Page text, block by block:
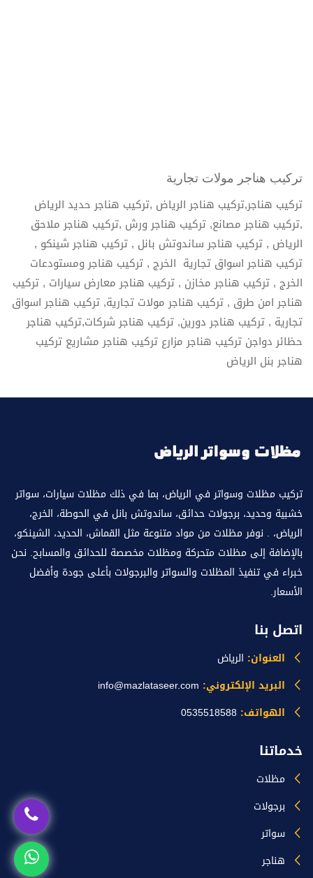
تركيب هناجر مولات تجارية
تركيب هناجر,تركيب هناجر الرياض ,تركيب هناجر حديد الرياض
,تركيب هناجر مصانع, تركيب هناجر ورش ,تركيب هناجر ملاحق
الرياض , تركيب هناجر ساندوتش بانل , تركيب هناجر شينكو ,
تركيب هناجر اسواق تجارية الخرج , تركيب هناجر ومستودعات
الخرج , تركيب هناجر مخازن , تركيب هناجر معارض سيارات , تركيب
هناجر امن طرق , تركيب هناجر مولات تجارية, تركيب هناجر اسواق
تجارية , تركيب هناجر دورين, تركيب هناجر شركات,تركيب هناجر
حظائر دواجن تركيب هناجر مزارع تركيب هناجر مشاريع تركيب
هناجر بنل الرياض
تركيب مظلات وسواتر في الرياض، بما في ذلك مظلات سيارات، سواتر
خشبية وحديد، برجولات حدائق، ساندوتش بانل في الحوطة، الخرج،
الرياض، . نوفر مظلات من مواد متنوعة مثل القماش، الحديد، الشينكو،
بالإضافة إلى مظلات متحركة ومظلات مخصصة للحدائق والمسابح. نحن
خبراء في تنفيذ المظلات والسواتر والبرجولات بأعلى جودة وأفضل
الأسعار.
اتصل بنا
العنوان: الرياض
البريد الإلكتروني: info@mazlataseer.com
الهواتف: 0535518588
خدماتنا
مظلات
برجولات
سواتر
هناجر